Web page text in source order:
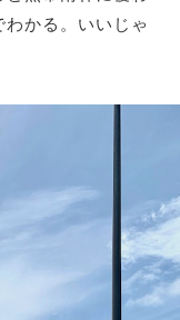
かる。いいじゃ